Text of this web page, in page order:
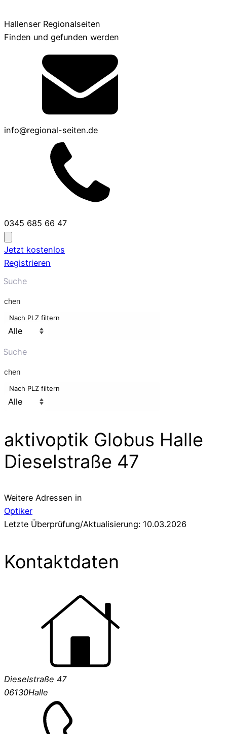
Hallenser Regionalseiten
Finden und gefunden werden
info@regional-seiten.de
0345 685 66 47
Jetzt kostenlos
Registrieren
Nach PLZ filtern
Nach PLZ filtern
aktivoptik Globus Halle
Dieselstraße 47
Weitere Adressen in
Optiker
Letzte Überprüfung/Aktualisierung: 10.03.2026
Kontaktdaten
Dieselstraße 47
06130Halle